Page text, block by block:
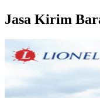
Jasa Kirim